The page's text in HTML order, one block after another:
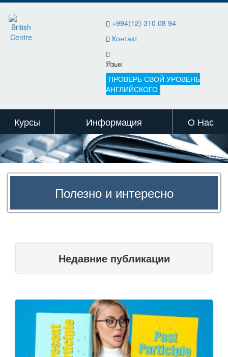
+994(12) 310 08 94
Контакт
Язык
ПРОВЕРЬ СВОЙ УРОВЕНЬ
АНГЛИЙСКОГО
Курсы Информация О Нас
Полезно и интересно
Недавние публикации